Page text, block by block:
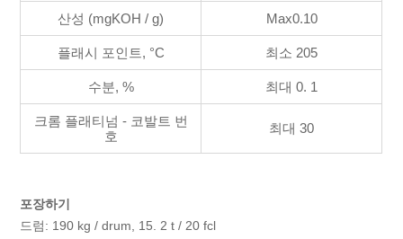
산성 (mgKOH / g) Max0.10
플래시 포인트, °C 최소 205
수분, % 최대 0. 1
크롬 플래티넘 - 코발트 번
호
최대 30
포장하기
드럼: 190 kg / drum, 15. 2 t / 20 fcl